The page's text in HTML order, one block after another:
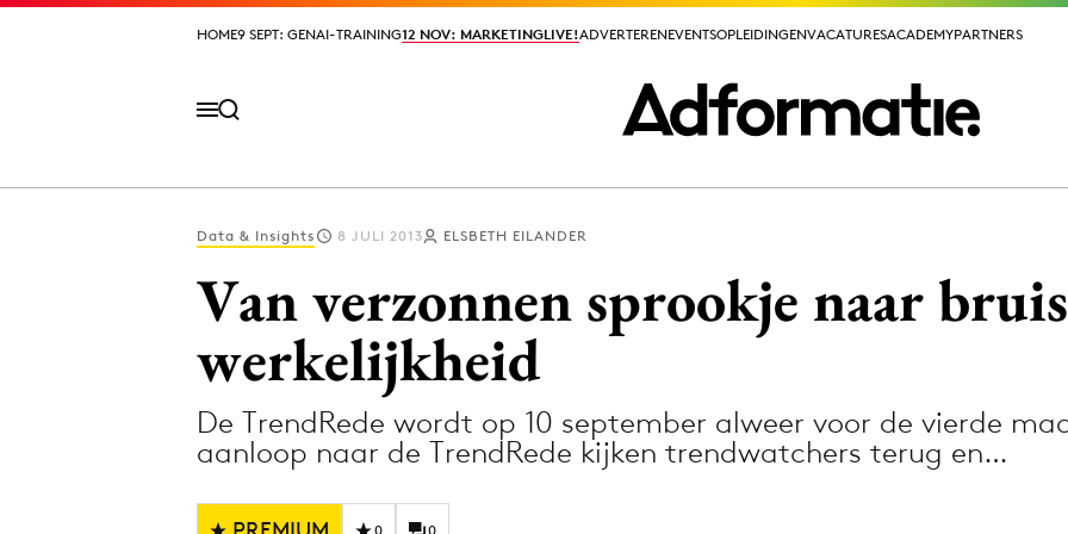
HOME9 SEPT: GENAI-TRAINING12 NOV: MARKETINGLIVE!ADVERTERENEVENTSOPLEIDINGENVACATURESACADEMYPARTNERS
HOME9 SEPT: GENAI-TRAINING12 NOV: MARKETINGLIVE!ADVERTERENEVENTSOPLEIDINGENVACATURESACADEMYPARTNERS
Design
Digital transformation
Diversiteit
Media
Merkstrategie
Data & Insights 8 JULI 2013 ELSBETH EILANDER
Van verzonnen sprookje naar
werkelijkheid
De TrendRede wordt op 10 september alweer voor de vierde
aanloop naar de TrendRede kijken trendwatchers terug en…
0 0